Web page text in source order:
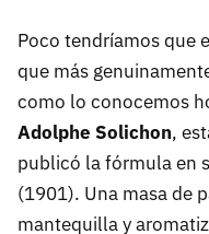
Poco tendríamos que
que más
como lo conocemos
Adolphe Solichon,
publicó la fórmula en
(1901). Una masa de
mantequilla y